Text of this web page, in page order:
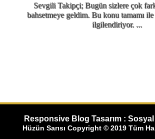
Sevgili Takipçi; Bugün sizlere çok
bahsetmeye geldim. Bu konu tamamı
ilgilendiriyor. ...
Responsive Blog Tasarım :
Hüzün Sarısı Copyright © 2019 Tüm